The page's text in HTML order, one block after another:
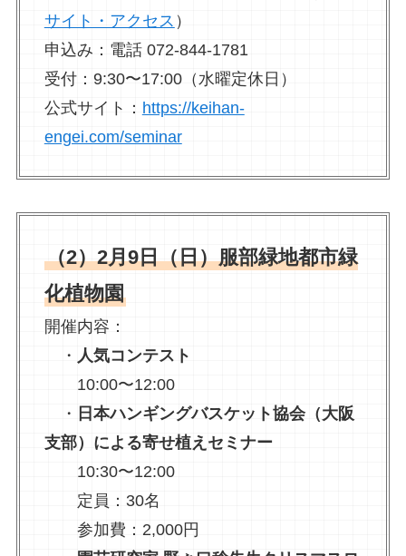
サイト・アクセス ）
申込み：電話 072-844-1781
受付：9:30〜17:00（水曜定休日）
公式サイト： https://keihan-
engei.com/seminar
（2）2月9日（日）服部緑地都市緑
化植物園
開催内容：
・ 人気コンテスト
10:00〜12:00
・ 日本ハンギングバスケット協会（大阪
支部）による寄せ植えセミナー
10:30〜12:00
定員：30名
参加費：2,000円